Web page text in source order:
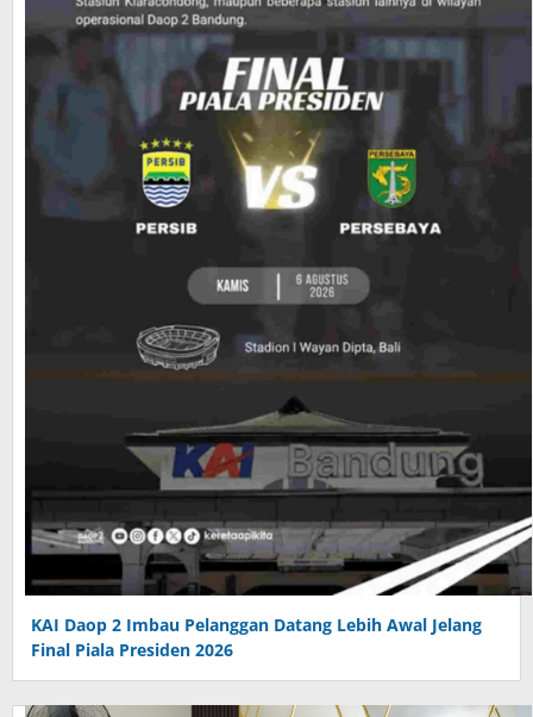
KAI Daop 2 Imbau Pelanggan Datang Lebih Awal Jelang
Final Piala Presiden 2026